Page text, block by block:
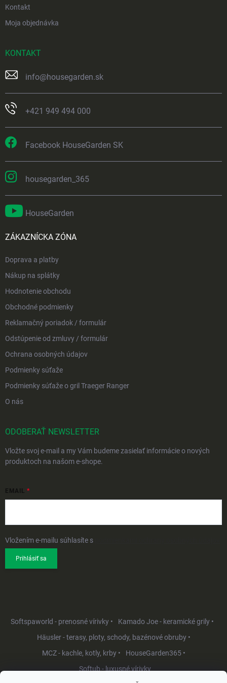
Kontakt
Moja objednávka
KONTAKT
info@housegarden.sk
+421 949 494 000
Facebook HouseGarden SK
housegarden_365
HouseGarden
ZÁKAZNÍCKA ZÓNA
Doprava a platby
Nákup na splátky
Hodnotenie obchodu
Obchodné podmienky
Reklamačný poriadok / formulár
Odstúpenie od zmluvy / formulár
Ochrana osobných údajov
Podmienky súťaže
Podmienky súťaže o gril Traeger Ranger
O nás
ODOBERAŤ NEWSLETTER
Vložte svoj e-mail a my Vám budeme zasielať informácie o nových
produktoch na našom e-shope.
EMAIL
Vložením e-mailu súhlasíte s
Prihlásiť sa
Softspaworld - prenosné vírivky •
Kamado Joe - keramické grily •
Häusler - terasy, ploty, schody, bazénové obruby •
MCZ - kachle, kotly, krby •
HouseGarden365 •
Softub - luxusné vírivky